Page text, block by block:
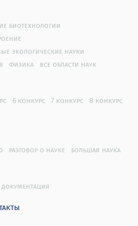
биотехнологии
экологические науки
физика все области наук
6 конкурс 7 конкурс
8 конкурс
разговор о науке большая наука
документация